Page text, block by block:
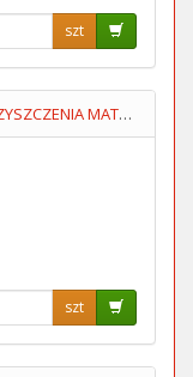
szt
SPRAY LCD/TFT CLEANER 200ML DO CZYSZCZENIA MATRYC LCD/TFT
szt